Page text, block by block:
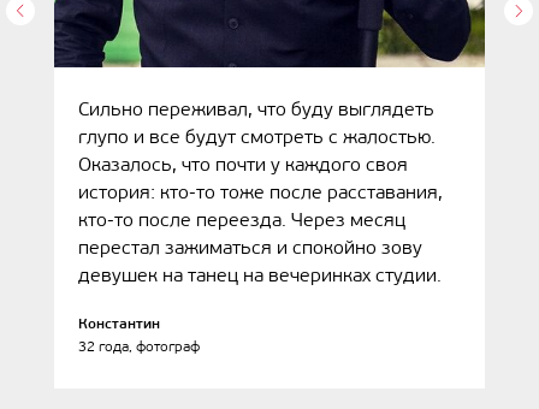
Сильно переживал, что буду выглядеть
глупо и все будут смотреть с жалостью.
Оказалось, что почти у каждого своя
история: кто-то тоже после расставания,
кто-то после переезда. Через месяц
перестал зажиматься и спокойно зову
девушек на танец на вечеринках студии.
Константин
32 года, фотограф